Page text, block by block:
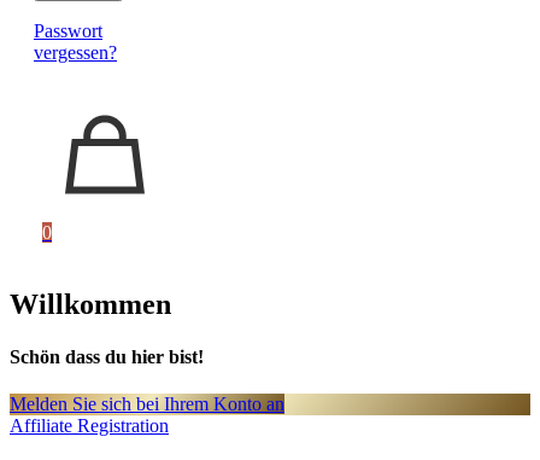
Passwort
vergessen?
0
Willkommen
Schön dass du hier bist!
Melden Sie sich bei Ihrem Konto an
Affiliate Registration